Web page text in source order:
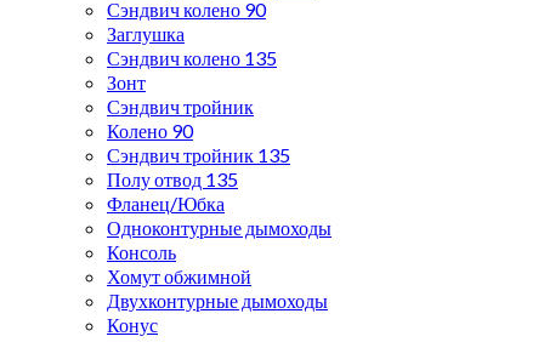
Сэндвич колено 90
Заглушка
Сэндвич колено 135
Зонт
Сэндвич тройник
Колено 90
Сэндвич тройник 135
Полу отвод 135
Фланец/Юбка
Одноконтурные дымоходы
Консоль
Хомут обжимной
Двухконтурные дымоходы
Конус